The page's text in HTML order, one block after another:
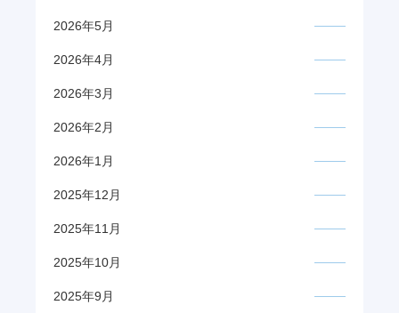
2026年5月
2026年4月
2026年3月
2026年2月
2026年1月
2025年12月
2025年11月
2025年10月
2025年9月